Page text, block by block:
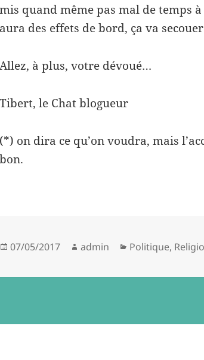
mis quand même pas mal de temps
aura des effets de bord, ça va
Allez, à plus, votre dévoué…
Tibert, le Chat blogueur
(*) on dira ce qu’on voudra, mais
bon.
Posted
07/05/2017 Author
admin Categories
Politique,